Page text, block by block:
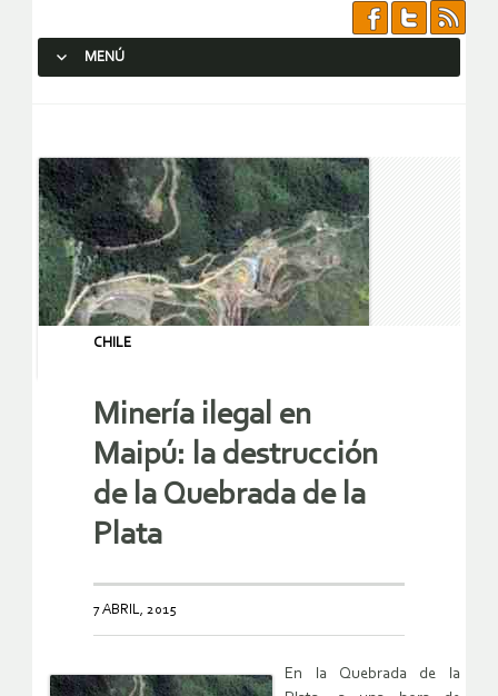
MENÚ
CHILE
Minería ilegal en
Maipú: la destrucción
de la Quebrada de la
Plata
7 ABRIL, 2015
En la Quebrada de la